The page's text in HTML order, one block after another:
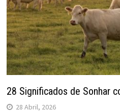
28 Significados de Sonhar
28 Abril, 2026